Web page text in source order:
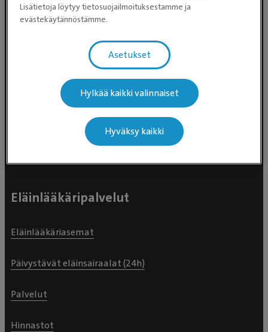
Evidensia Eläinlääkäripalvelut
Takomotie 1-3, 4. krs 00380 Helsinki
Valtakunnallinen asiakaspalvelu:
p. 0300 484 789 (0,59€/min +
pvm/mpm) (ma–pe klo 8:00–16:00)
Puhelun hinta 0300-ajanvarausnumeroon on
0,59 eur/min + pvm/mpm. Puhelinjonotus on
Eläinlääkäripalvelut
Eläinlääkäriasemat
Päivystävät eläinsairaalat (24h)
Palvelut
Hinnastot
Lisätietoja löytyy tietosuojailmoituksestamme ja
evästekäytännöstämme.
Asetukset
Hylkää kaikki valinnaiset
Hyväksy kaikki